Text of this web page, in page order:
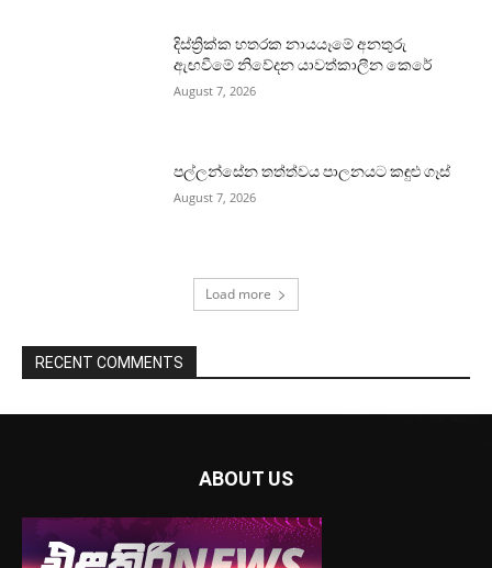
දිස්ත්‍රික්ක හතරක නායයෑමේ අනතුරු
ඇඟවීමේ නිවේදන යාවත්කාලීන කෙරේ
August 7, 2026
පල්ලන්සේන තත්ත්වය පාලනයට කඳුළු ගෑස්
August 7, 2026
Load more
RECENT COMMENTS
ABOUT US